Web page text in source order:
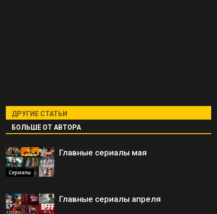
ДРУГИЕ СТАТЬИ
БОЛЬШЕ ОТ АВТОРА
Сериалы
Главные сериалы мая
Главные сериалы апреля